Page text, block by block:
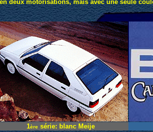
deux motorisations, mais avec une seule
1ère série: blanc Meije